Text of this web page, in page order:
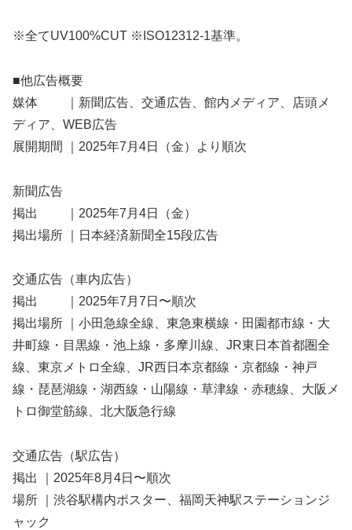
※全てUV100%CUT ※ISO12312-1基準。
■他広告概要
媒体 ｜新聞広告、交通広告、館内メディア、店頭メ
ディア、WEB広告
展開期間 ｜2025年7月4日（金）より順次
新聞広告
掲出 ｜2025年7月4日（金）
掲出場所 ｜日本経済新聞全15段広告
交通広告（車内広告）
掲出 ｜2025年7月7日〜順次
掲出場所 ｜小田急線全線、東急東横線・田園都市線・大
井町線・目黒線・池上線・多摩川線、JR東日本首都圏全
線、東京メトロ全線、JR西日本京都線・京都線・神戸
線・琵琶湖線・湖西線・山陽線・草津線・赤穂線、大阪メ
トロ御堂筋線、北大阪急行線
交通広告（駅広告）
掲出 ｜2025年8月4日〜順次
場所 ｜渋谷駅構内ポスター、福岡天神駅ステーションジ
ャック